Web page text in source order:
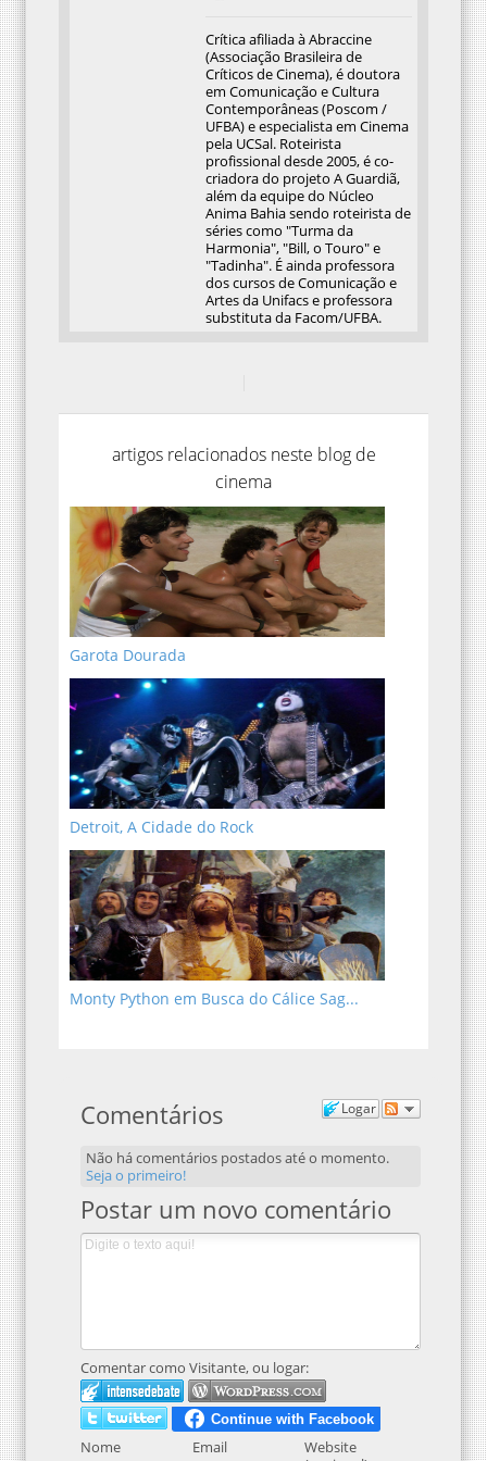
Crítica afiliada à Abraccine
(Associação Brasileira de
Críticos de Cinema), é doutora
em Comunicação e Cultura
Contemporâneas (Poscom /
UFBA) e especialista em Cinema
pela UCSal. Roteirista
profissional desde 2005, é co-
criadora do projeto A Guardiã,
além da equipe do Núcleo
Anima Bahia sendo roteirista de
séries como "Turma da
Harmonia", "Bill, o Touro" e
"Tadinha". É ainda professora
dos cursos de Comunicação e
Artes da Unifacs e professora
substituta da Facom/UFBA.
artigos relacionados neste blog de
cinema
Garota Dourada
Detroit, A Cidade do Rock
Monty Python em Busca do Cálice Sag...
Logar
Comentários
Não há comentários postados até o momento.
Seja o primeiro!
Postar um novo comentário
Comentar como Visitante, ou logar:
Nome Email
Website